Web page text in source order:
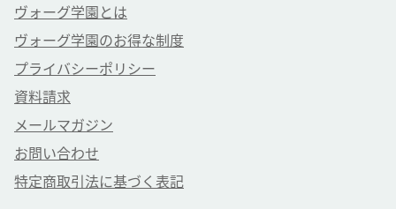
ヴォーグ学園とは
ヴォーグ学園のお得な制度
プライバシーポリシー
資料請求
メールマガジン
お問い合わせ
特定商取引法に基づく表記